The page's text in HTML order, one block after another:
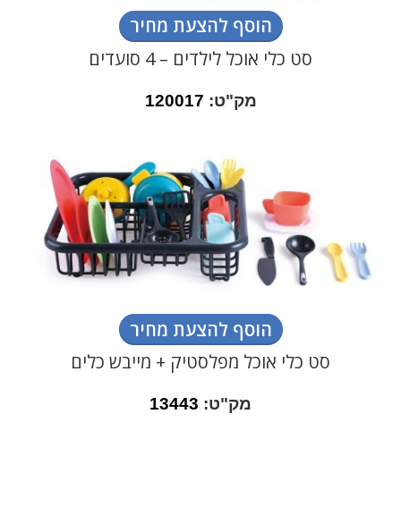
הוסף להצעת מחיר
סט כלי אוכל לילדים – 4 סועדים
מק"ט: 120017
הוסף להצעת מחיר
סט כלי אוכל מפלסטיק + מייבש כלים
מק"ט: 13443